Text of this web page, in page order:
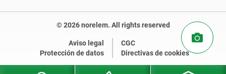
© 2026 norelem. All rights reserved
Aviso legal
CGC
Protección de datos
Directivas de cookies